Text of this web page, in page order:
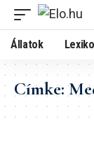
Állatok
Címke: